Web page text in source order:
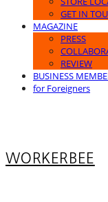
GET IN
MAGAZINE
PRESS
REVIEW
BUSINESS
for Foreigners
WORKERBEE